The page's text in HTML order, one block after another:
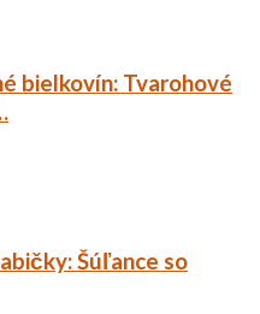
bielkovín: Tvarohové
Šúľance so